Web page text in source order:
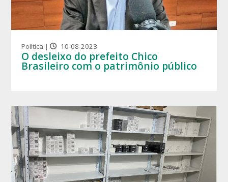
Política | 10-08-2023
O desleixo do prefeito Chico
Brasileiro com o patrimônio público